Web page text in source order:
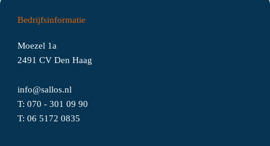
Bedrijfsinformatie
Moezel 1a
2491 CV Den Haag
info@sallos.nl
T:070 - 301 09 90
T:0651720835